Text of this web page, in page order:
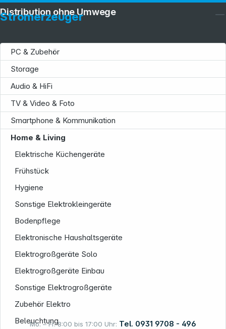
Mo. – Fr. 8:00 bis 17:00 Uhr: Tel. 0931 9708 - 496
Stromerzeuger
PC & Zubehör
Storage
Audio & HiFi
TV & Video & Foto
Smartphone & Kommunikation
Home & Living
Elektrische Küchengeräte
Frühstück
Hygiene
Sonstige Elektrokleingeräte
Bodenpflege
Elektronische Haushaltsgeräte
Elektrogroßgeräte Solo
Elektrogroßgeräte Einbau
Sonstige Elektrogroßgeräte
Zubehör Elektro
Beleuchtung
Distribution ohne Umwege
Service